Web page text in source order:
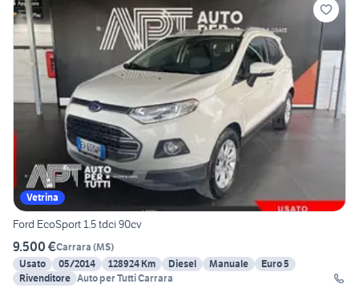
Vetrina
Ford EcoSport 1.5 tdci 90cv
9.500 €Carrara (MS)
Usato
05/2014 128924 Km Diesel Manuale
Euro 5
Rivenditore Auto per Tutti Carrara